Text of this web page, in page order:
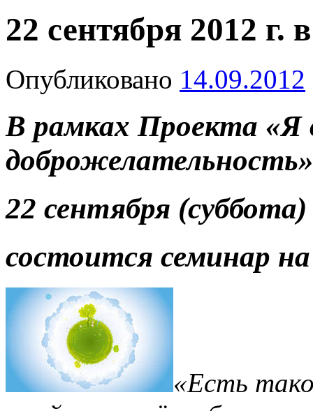
22 сентября 2012 г.
Опубликовано 14.09.2012
В рамках Проекта «Я
доброжелательность»
22 сентября
состоится семинар
«Есть